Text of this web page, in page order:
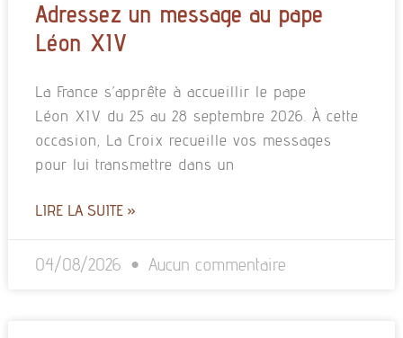
Adressez un message au pape
Léon XIV
La France s’apprête à accueillir le pape
Léon XIV du 25 au 28 septembre 2026. À cette
occasion, La Croix recueille vos messages
pour lui transmettre dans un
LIRE LA SUITE »
04/08/2026 Aucun commentaire